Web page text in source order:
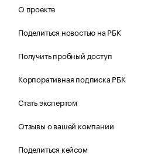
О проекте
Поделиться новостью на РБК
Получить пробный доступ
Корпоративная подписка РБК
Стать экспертом
Отзывы о вашей компании
Поделиться кейсом